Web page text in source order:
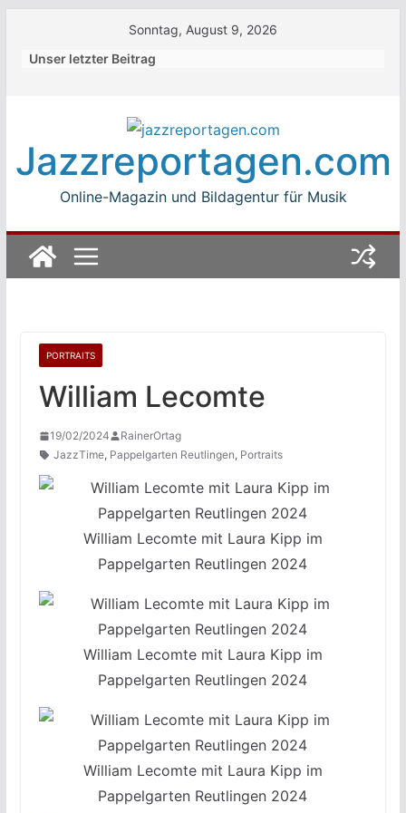
Sonntag, August 9, 2026
Unser letzter Beitrag
Jazzreportagen.com
Online-Magazin und Bildagentur für Musik
PORTRAITS
William Lecomte
19/02/2024
RainerOrtag
JazzTime, Pappelgarten Reutlingen, Portraits
William Lecomte mit Laura Kipp im
Pappelgarten Reutlingen 2024
William Lecomte mit Laura Kipp im
Pappelgarten Reutlingen 2024
William Lecomte mit Laura Kipp im
Pappelgarten Reutlingen 2024